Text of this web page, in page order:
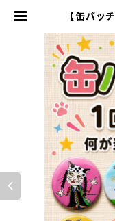
【缶バッ